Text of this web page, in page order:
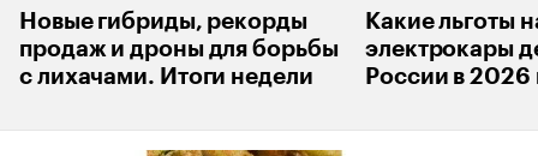
Новые гибриды, рекорды
продаж и дроны для борьбы
с лихачами. Итоги недели
Какие льготы
электрокары
России в 2026